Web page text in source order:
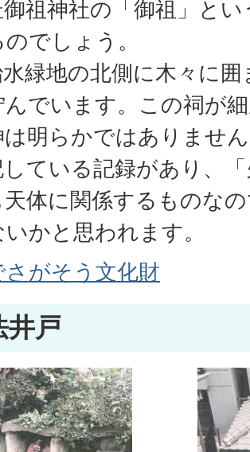
祖神社の「御祖」と
でしょう。
緑地の北側に木々に
んでいます。この祠が
は明らかではありませ
している記録があり、
天体に関係するものな
かと思われます。
さがそう文化財
井戸